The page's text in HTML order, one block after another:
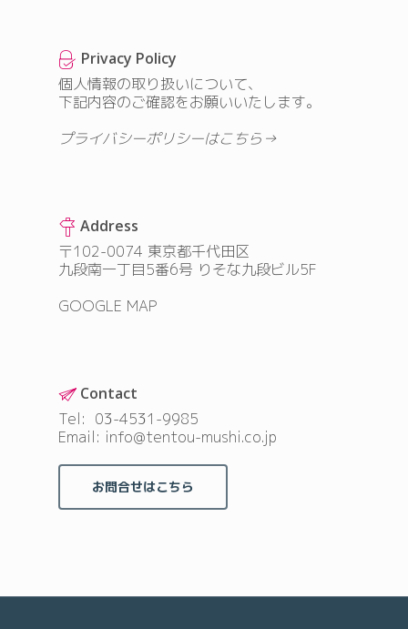
Privacy Policy
個人情報の取り扱いについて、
下記内容のご確認をお願いいたします。
プライバシーポリシーはこちら→
Address
〒102-0074 東京都千代田区
九段南一丁目5番6号 りそな九段ビル5F
GOOGLE MAP
Contact
Tel: 03-4531-9985
Email: info@tentou-mushi.co.jp
お問合せはこちら